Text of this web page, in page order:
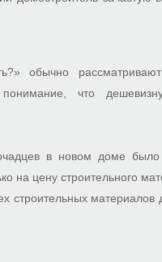
обычно
что
в новом доме было
на цену строительного
строительных